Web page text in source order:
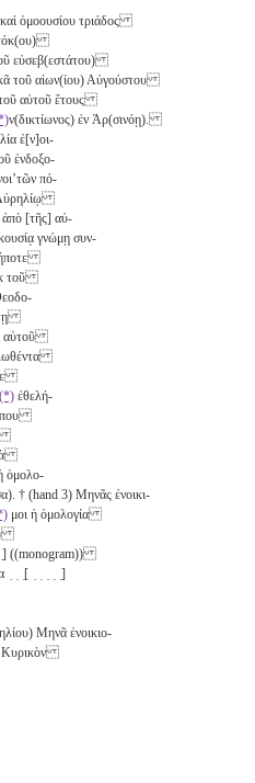
καὶ ὁμοουσίου τριάδος
εὐσεβ(εστάτου)
τοῦ αἰων(ίου) Αὐγούστου
αὐτοῦ ἔτους
ν(δικτίωνος) ἐν Ἀρ(σινόῃ).
ἐ[ν]οι-
ἐνδοξο-
πό-
Αὐρηλίῳ
[τῆς] αὐ-
γνώμῃ συν-
τοῦ
αὐτοῦ
(*) ἐθελή-
ὁμολο-
† (hand 3) Μηνᾶς ἐνοικι-
μοι ἡ ὁμολογία
((monogram))
̣[ ̣ ̣ ̣ ̣ ̣]
Μηνᾶ ἐνοικιο-
Κυρικὸν